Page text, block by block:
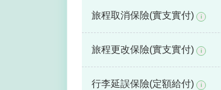
旅程取消保險(實支實付) i
旅程更改保險(實支實付) i
行李延誤保險(定額給付) i